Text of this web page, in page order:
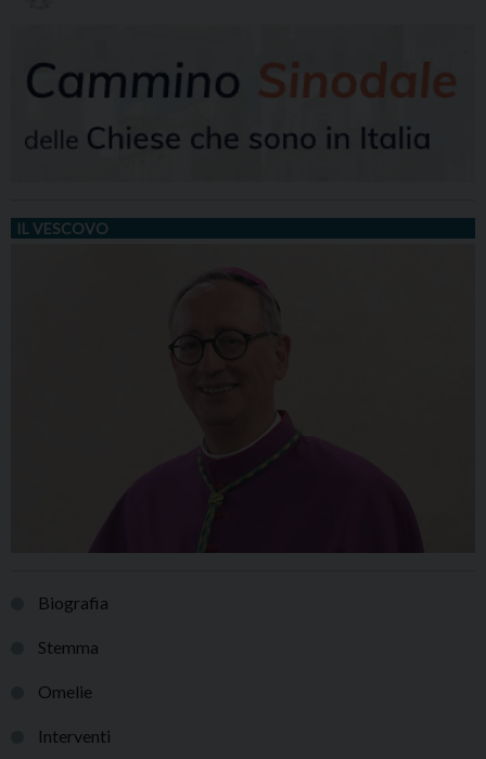
IL VESCOVO
Biografia
Stemma
Omelie
Interventi